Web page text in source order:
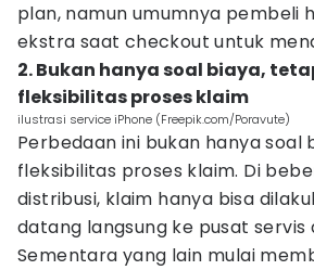
plan, namun umumnya pembeli
ekstra saat checkout untuk
2. Bukan hanya soal biaya,
fleksibilitas proses klaim
ilustrasi service iPhone (Freepik.com/Poravute)
Perbedaan ini bukan hanya soal
fleksibilitas proses klaim. Di
distribusi, klaim hanya bisa
datang langsung ke pusat
Sementara yang lain mulai